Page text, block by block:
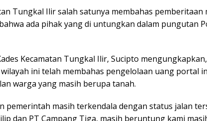
Tungkal Ilir salah satunya membahas pemberitaan
ada pihak yang di untungkan dalam pungutan
Kecamatan Tungkal Ilir, Sucipto
wilayah ini telah membahas pengelolaan uang portal
warga yang masih berupa tanah.
pemerintah masih terkendala dengan status jalan
dan PT Campang Tiga, masih beruntung kami